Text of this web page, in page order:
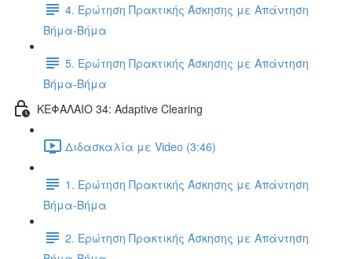
4. Ερώτηση Πρακτικής Άσκησης με Απάντηση
Βήμα-Βήμα
5. Ερώτηση Πρακτικής Άσκησης με Απάντηση
Βήμα-Βήμα
ΚΕΦΑΛΑΙΟ 34: Adaptive Clearing
Διδασκαλία με Video (3:46)
1. Ερώτηση Πρακτικής Άσκησης με Απάντηση
Βήμα-Βήμα
2. Ερώτηση Πρακτικής Άσκησης με Απάντηση